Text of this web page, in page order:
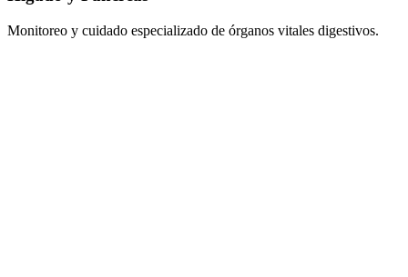
Monitoreo y cuidado especializado de órganos vitales digestivos.